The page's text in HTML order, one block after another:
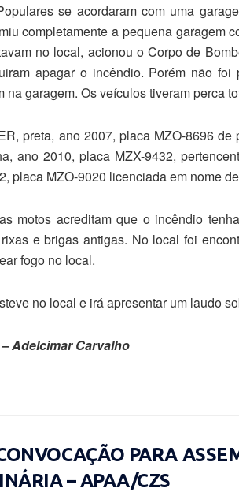
se acordaram com uma
completamente a pequena garagem
no local, acionou o Corpo de
apagar o incêndio. Porém não
na garagem. Os veículos tiveram perca
preta, ano 2007, placa MZO-8696
ano 2010, placa MZX-9432,
placa MZO-9020 licenciada em nome
motos acreditam que o incêndio
e brigas antigas. No local foi
fogo no local.
no local e irá apresentar um laudo
Adelcimar Carvalho
PARA
– APAA/CZS